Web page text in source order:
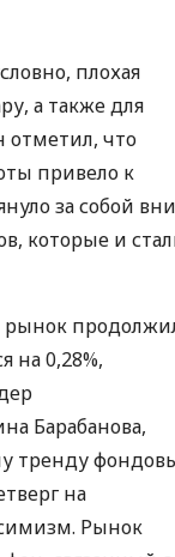
плохая
а также для
отметил, что
привело к
за собой
которые и
рынок
на 0,28%,
Барабанова,
тренду
на
Рынок